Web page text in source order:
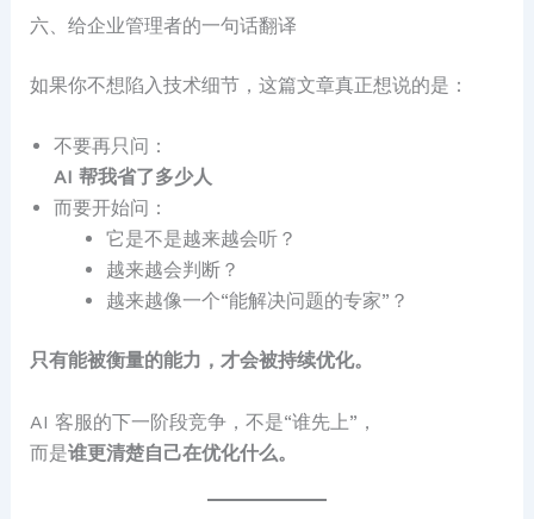
六、给企业管理者的一句话翻译
如果你不想陷入技术细节，这篇文章真正想说的是：
不要再只问：
AI 帮我省了多少人
而要开始问：
它是不是越来越会听？
越来越会判断？
越来越像一个“能解决问题的专家”？
只有能被衡量的能力，才会被持续优化。
AI 客服的下一阶段竞争，不是“谁先上”，
而是谁更清楚自己在优化什么。